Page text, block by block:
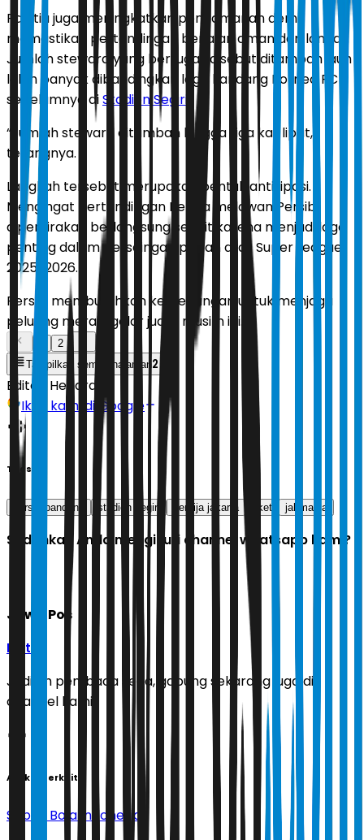
Panitia juga meningkatkan pengamanan demi
memastikan pertandingan berjalan aman dan lancar.
Jumlah steward yang bertugas disebut ditambah jauh
lebih banyak dibandingkan laga kandang Borneo FC
sebelumnya diStadion Segiri
“Jumlah steward ditambah hingga tiga kali lipat,”
terangnya.
Langkah tersebut merupakan bentuk antisipasi.
Mengingat pertandingan Persija melawan Persib
diperkirakan berlangsung sengit karena menjadi laga
penting dalam persaingan papan atas Super League
2025-2026.
Persija membutuhkan kemenangan untuk menjaga
peluang meraih gelar juara musim ini.
2
Tampilkan semua halaman 2
Editor: Hendra
Ikuti kami di Google
Tags
persib bandung stadion segiri persija jakarta tiket jakmania
Sudahkah Anda mengikuti channel whatsapp kami?
Jawa Pos
Ikuti
Jadilah pembaca setia, gabung sekarang juga di
channel kami!
Artikel Terkait
Sepak Bola Indonesia